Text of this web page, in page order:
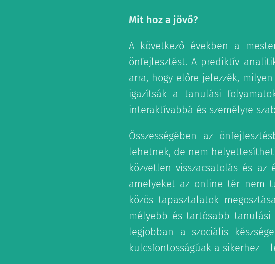
Mit hoz a jövő?
A következő években a
önfejlesztést. A prediktív
arra, hogy előre jelezzék,
igazítsák a tanulási
interaktívabbá és személyre
Összességében az
lehetnek, de nem
közvetlen visszacsatolás és
amelyeket az online tér nem
közös tapasztalatok
mélyebb és tartósabb tanulási
legjobban a szociális
kulcsfontosságúak a sikerhez –